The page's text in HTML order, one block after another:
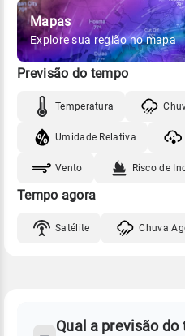
Mapas
Explore sua região no mapa
Previsão do tempo
Temperatura
Umidade Relativa
Vento Risco de
Tempo agora
Satélite Chuva
Qual a previsão